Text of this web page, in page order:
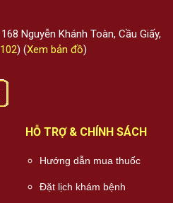
Nguyễn Khánh Toàn, Cầu Giấy,
) (Xem bản đồ)
HỖ TRỢ & CHÍNH SÁCH
Hướng dẫn mua thuốc
Đặt lịch khám bệnh